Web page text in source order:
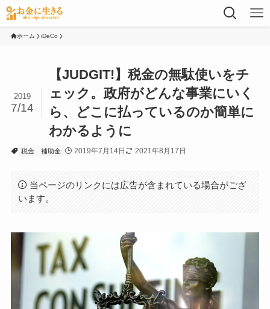
ホーム iDeCo
【JUDGIT!】税金の無駄使いをチ
ェック。政府がどんな事業にいく
ら、どこに払っているのか簡単に
わかるように
2019
7/14
税金 補助金 2019年7月14日 2021年8月17日
当ページのリンクには広告が含まれている場合がござ
います。